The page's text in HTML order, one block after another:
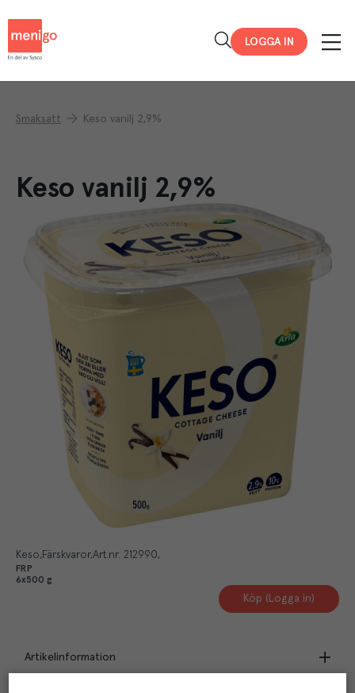
LOGGA IN
Smaksatt Keso vanilj 2,9%
Keso vanilj 2,9%
Keso Färskvaror Art.nr. 212990
FRP
6x500 g
Köp (Logga in)
Artikelinformation